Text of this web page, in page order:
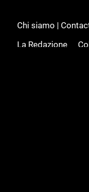
Chi siamo |
La Redazione